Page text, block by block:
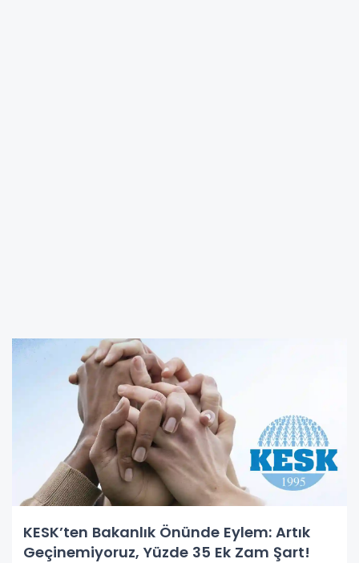
KESK’ten Bakanlık Önünde Eylem: Artık
Geçinemiyoruz, Yüzde 35 Ek Zam Şart!